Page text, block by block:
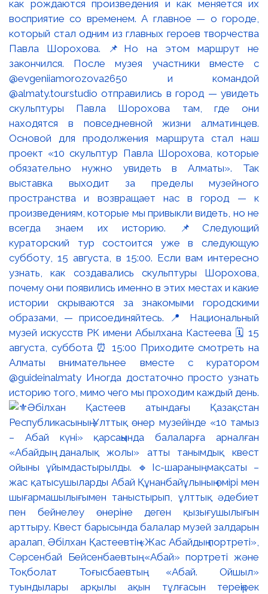
как рождаются произведения и как меняется их
восприятие со временем. А главное — о городе,
который стал одним из главных героев творчества
Павла Шорохова. 📌Но на этом маршрут не
закончился. После музея участники вместе с
@evgeniiamorozova2650 и командой
@almaty.tourstudio отправились в город — увидеть
скульптуры Павла Шорохова там, где они
находятся в повседневной жизни алматинцев.
Основой для продолжения маршрута стал наш
проект «10 скульптур Павла Шорохова, которые
обязательно нужно увидеть в Алматы». Так
выставка выходит за пределы музейного
пространства и возвращает нас в город — к
произведениям, которые мы привыкли видеть, но не
всегда знаем их историю. 📌Следующий
кураторский тур состоится уже в следующую
субботу, 15 августа, в 15:00. Если вам интересно
узнать, как создавались скульптуры Шорохова,
почему они появились именно в этих местах и какие
истории скрываются за знакомыми городскими
образами, — присоединяйтесь. 📍 Национальный
музей искусств РК имени Абылхана Кастеева 🗓 15
августа, суббота ⏰ 15:00 Приходите смотреть на
Алматы внимательнее вместе с куратором
@guideinalmaty Иногда достаточно просто узнать
историю того, мимо чего мы проходим каждый день.